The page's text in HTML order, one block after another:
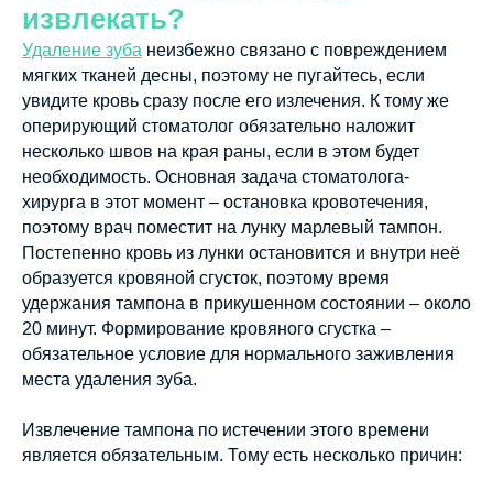
извлекать?
Удаление зуба неизбежно связано с повреждением
мягких тканей десны, поэтому не пугайтесь, если
увидите кровь сразу после его излечения. К тому же
оперирующий стоматолог обязательно наложит
несколько швов на края раны, если в этом будет
необходимость. Основная задача стоматолога-
хирурга в этот момент – остановка кровотечения,
поэтому врач поместит на лунку марлевый тампон.
Постепенно кровь из лунки остановится и внутри неё
образуется кровяной сгусток, поэтому время
удержания тампона в прикушенном состоянии – около
20 минут. Формирование кровяного сгустка –
обязательное условие для нормального заживления
места удаления зуба.
Извлечение тампона по истечении этого времени
является обязательным. Тому есть несколько причин: